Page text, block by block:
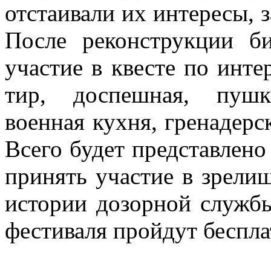
отстаивали их интересы,
После реконструкции
участие в квесте по
тир, доспешная,
военная кухня,
Всего будет
принять участие в
истории дозорной
фестиваля пройдут